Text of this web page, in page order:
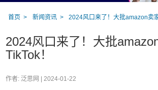
首页 新闻资讯 2024风口来了！大批amazon卖
2024风口来了！大批
TikTok！
作者: 泛思网 | 2024-01-22